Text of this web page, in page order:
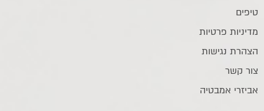
טיפים
מדיניות פרטיות
הצהרת נגישות
צור קשר
אביזרי אמבטיה